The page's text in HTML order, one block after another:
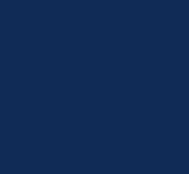
jenseits der